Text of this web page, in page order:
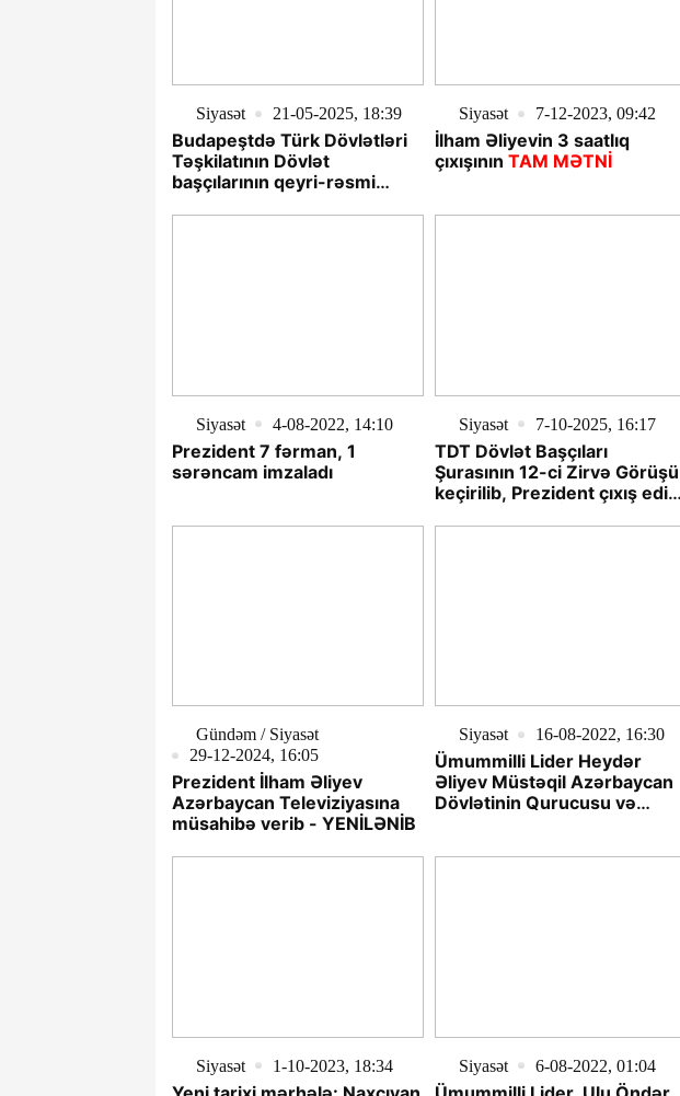
Siyasət 21-05-2025, 18:39
Budapeştdə Türk Dövlətləri
Təşkilatının Dövlət
başçılarının qeyri-rəsmi
Siyasət 7-12-2023, 09:42
İlham Əliyevin 3 saatlıq
çıxışının TAM MƏTNİ
Siyasət 4-08-2022, 14:10
Prezident 7 fərman, 1
sərəncam imzaladı
Siyasət 7-10-2025, 16:17
TDT Dövlət Başçıları
Şurasının 12-ci Zirvə Görüşü
keçirilib, Prezident çıxış edib
Gündəm / Siyasət
29-12-2024, 16:05
Prezident İlham Əliyev
Azərbaycan Televiziyasına
müsahibə verib - YENİLƏNİB
Siyasət 16-08-2022, 16:30
Ümummilli Lider Heydər
Əliyev Müstəqil Azərbaycan
Dövlətinin Qurucusu və
Siyasət 1-10-2023, 18:34 Siyasət 6-08-2022, 01:04